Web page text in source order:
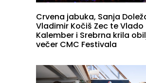
Crvena jabuka, Sanja
Vladimir Kočiš Zec te Vlado
Kalember i Srebrna krila
večer CMC Festivala